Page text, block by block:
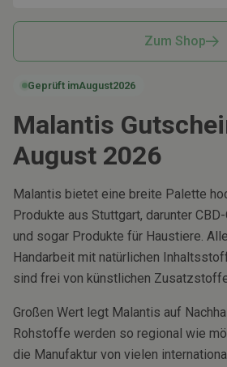
Zum Shop
Geprüft imAugust2026
Malantis
August 2026
Malantis bietet eine breite Palette
Produkte aus Stuttgart, darunter
und sogar Produkte für Haustiere.
Handarbeit mit natürlichen
sind frei von künstlichen
Großen Wert legt Malantis auf
Rohstoffe werden so regional wie
die Manufaktur von vielen